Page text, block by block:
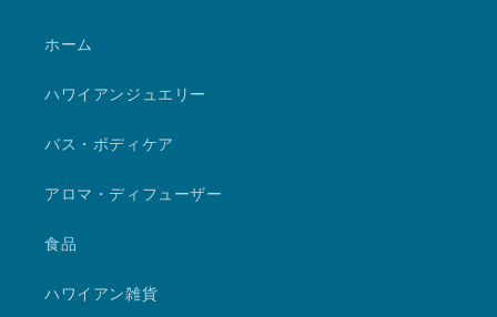
ホーム
ハワイアンジュエリー
バス・ボディケア
アロマ・ディフューザー
食品
ハワイアン雑貨